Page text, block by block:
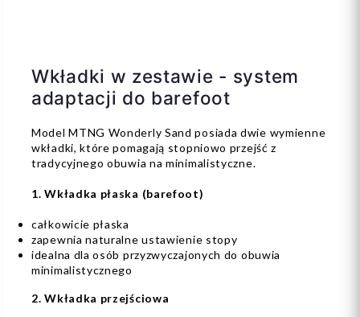
Wkładki w zestawie - system
adaptacji do barefoot
Model MTNG Wonderly Sand posiada dwie wymienne
wkładki, które pomagają stopniowo przejść z
tradycyjnego obuwia na minimalistyczne.
1. Wkładka płaska (barefoot)
całkowicie płaska
zapewnia naturalne ustawienie stopy
idealna dla osób przyzwyczajonych do obuwia
minimalistycznego
2. Wkładka przejściowa